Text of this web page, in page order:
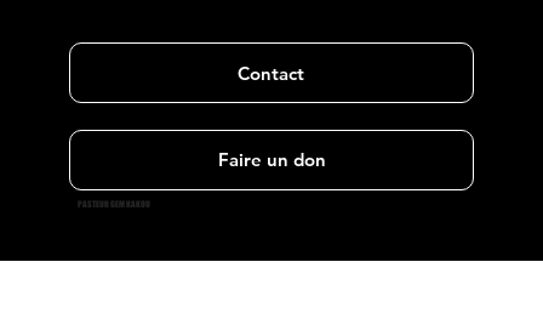
PASTEUR GEM KAKOU
Faire un don
Contact